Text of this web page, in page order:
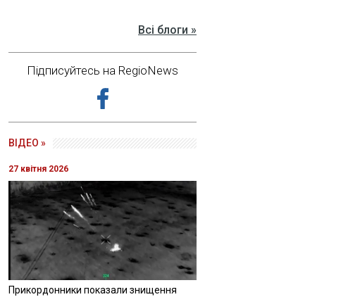
Всі блоги »
Підписуйтесь на RegioNews
ВІДЕО »
27 квітня 2026
Прикордонники показали знищення